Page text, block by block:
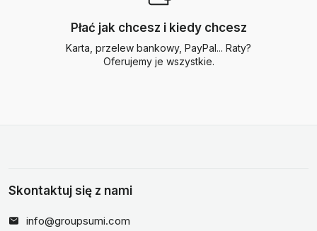
Płać jak chcesz i kiedy chcesz
Karta, przelew bankowy, PayPal... Raty?
Oferujemy je wszystkie.
Skontaktuj się z nami
info@groupsumi.com